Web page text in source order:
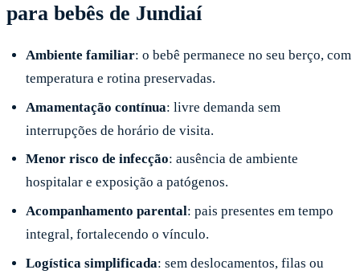
para bebês de Jundiaí
Ambiente familiar: o bebê permanece no seu berço, com
temperatura e rotina preservadas.
Amamentação contínua: livre demanda sem
interrupções de horário de visita.
Menor risco de infecção: ausência de ambiente
hospitalar e exposição a patógenos.
Acompanhamento parental: pais presentes em tempo
integral, fortalecendo o vínculo.
Logística simplificada: sem deslocamentos, filas ou